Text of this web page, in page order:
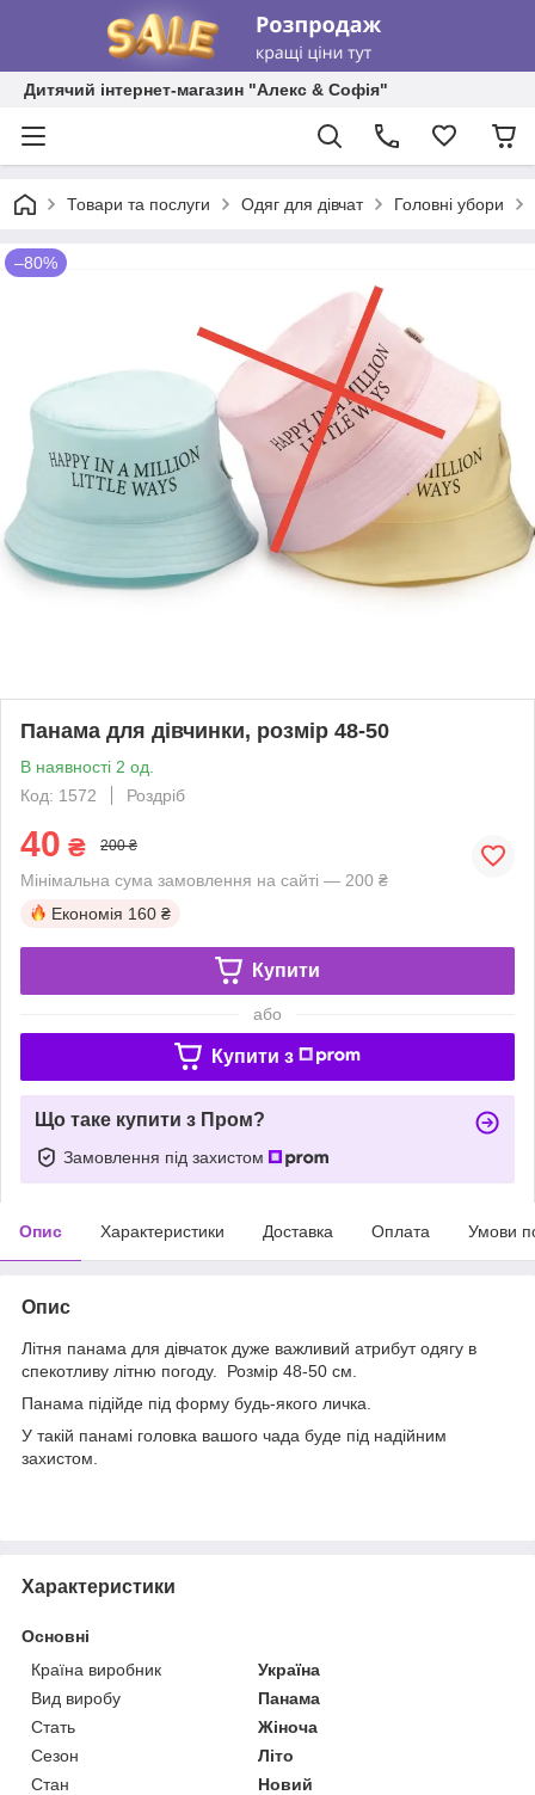
Дитячий інтернет-магазин "Алекс & Софія"
Товари та послуги Одяг для дівчат Головні убори
–80%
Панама для дівчинки, розмір 48-50
В наявності 2 од.
Код: 1572
Роздріб
40 ₴ 200 ₴
Мінімальна сума замовлення на сайті — 200 ₴
Економія 160 ₴
Купити
або
Купити з
Що таке купити з Пром?
Замовлення під захистом
Опис Характеристики Доставка Оплата Умови
Опис
Літня панама для дівчаток дуже важливий атрибут одягу в
спекотливу літню погоду. Розмір 48-50 см.
Панама підійде під форму будь-якого личка.
У такій панамі головка вашого чада буде під надійним
захистом.
Характеристики
Основні
Країна виробник
Україна
Вид виробу
Панама
Стать
Жіноча
Сезон
Літо
Стан
Новий